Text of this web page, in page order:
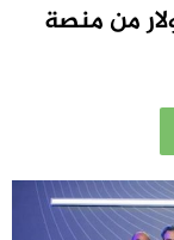
170 ألف دولار من منصة